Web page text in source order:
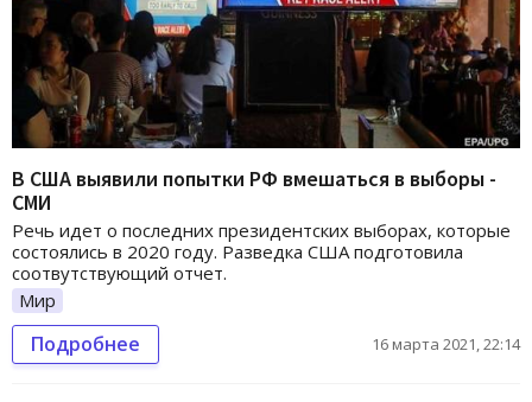
В США выявили попытки РФ вмешаться в выборы -
СМИ
Речь идет о последних президентских выборах, которые
состоялись в 2020 году. Разведка США подготовила
соотвутствующий отчет.
Мир
Подробнее 16 марта 2021, 22:14